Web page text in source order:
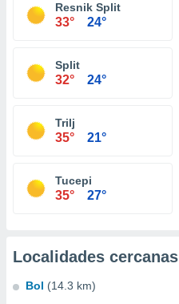
Resnik Split
33° 24°
Split
32° 24°
Trilj
35° 21°
Tucepi
35° 27°
Localidades cercanas
Bol (14.3 km)